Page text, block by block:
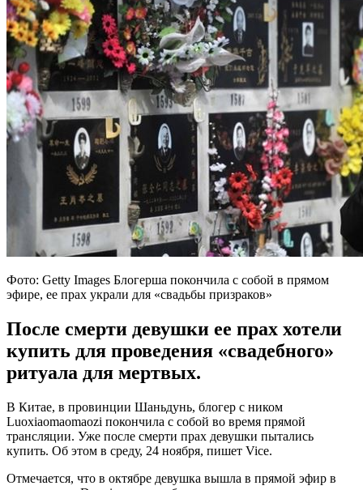
Фото: Getty Images Блогерша покончила с собой в прямом
эфире, ее прах украли для «свадьбы призраков»
После смерти девушки ее прах хотели
купить для проведения «свадебного»
ритуала для мертвых.
В Китае, в провинции Шаньдунь, блогер с ником
Luoxiaomaomaozi покончила с собой во время прямой
трансляции. Уже после смерти прах девушки пытались
купить. Об этом в среду, 24 ноября, пишет Vice.
Отмечается, что в октябре девушка вышла в прямой эфир в